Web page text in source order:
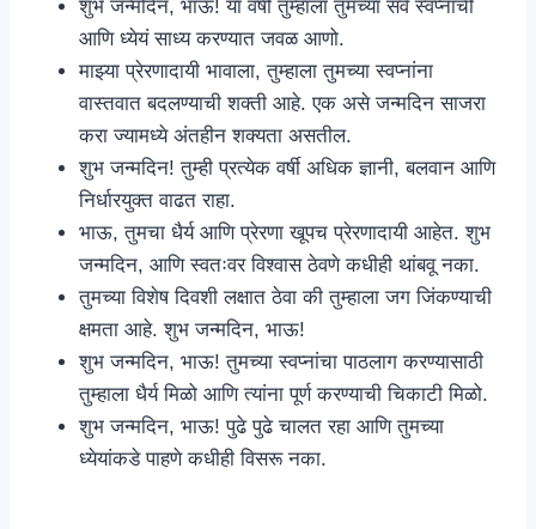
शुभ जन्मदिन, भाऊ! या वर्षी तुम्हाला तुमच्या सर्व स्वप्नांची
आणि ध्येयं साध्य करण्यात जवळ आणो.
माझ्या प्रेरणादायी भावाला, तुम्हाला तुमच्या स्वप्नांना
वास्तवात बदलण्याची शक्ती आहे. एक असे जन्मदिन साजरा
करा ज्यामध्ये अंतहीन शक्यता असतील.
शुभ जन्मदिन! तुम्ही प्रत्येक वर्षी अधिक ज्ञानी, बलवान आणि
निर्धारयुक्त वाढत राहा.
भाऊ, तुमचा धैर्य आणि प्रेरणा खूपच प्रेरणादायी आहेत. शुभ
जन्मदिन, आणि स्वतःवर विश्वास ठेवणे कधीही थांबवू नका.
तुमच्या विशेष दिवशी लक्षात ठेवा की तुम्हाला जग जिंकण्याची
क्षमता आहे. शुभ जन्मदिन, भाऊ!
शुभ जन्मदिन, भाऊ! तुमच्या स्वप्नांचा पाठलाग करण्यासाठी
तुम्हाला धैर्य मिळो आणि त्यांना पूर्ण करण्याची चिकाटी मिळो.
शुभ जन्मदिन, भाऊ! पुढे पुढे चालत रहा आणि तुमच्या
ध्येयांकडे पाहणे कधीही विसरू नका.